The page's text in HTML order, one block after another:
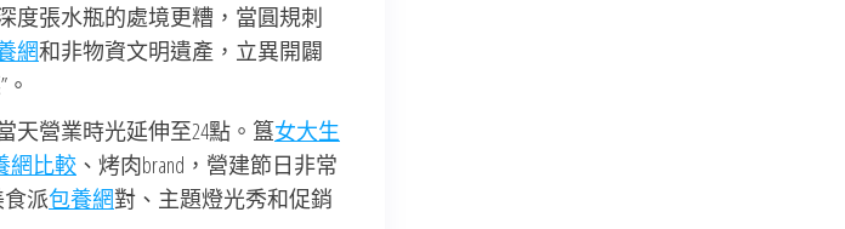
度張水瓶的處境更糟，當圓規刺
網和非物資文明遺產，立異開闢
天營業時光延伸至24點。簋女大生
網比較 、烤肉brand，營建節日非常
派包養網對、主題燈光秀和促銷